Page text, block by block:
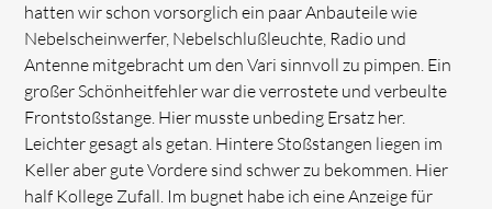
hatten wir schon vorsorglich ein paar Anbauteile wie
Nebelscheinwerfer, Nebelschlußleuchte, Radio und
Antenne mitgebracht um den Vari sinnvoll zu pimpen. Ein
großer Schönheitfehler war die verrostete und verbeulte
Frontstoßstange. Hier musste unbeding Ersatz her.
Leichter gesagt als getan. Hintere Stoßstangen liegen im
Keller aber gute Vordere sind schwer zu bekommen. Hier
half Kollege Zufall. Im bugnet habe ich eine Anzeige für